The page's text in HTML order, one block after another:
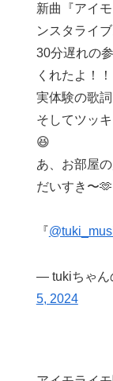
新曲『アイ
ンスタライ
30分遅れの
くれたよ！！
実体験の歌
そしてツッ
😆
あ、お部屋
だいすき〜🫶
『
— tukiちゃん
5, 2024